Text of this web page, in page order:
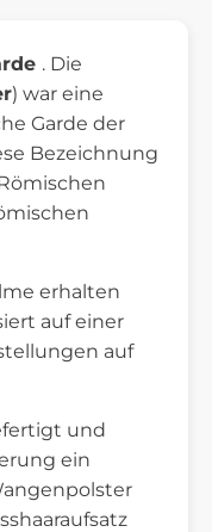
. Die
) war eine
Garde der
Bezeichnung
erhalten
auf einer
auf
und
ein